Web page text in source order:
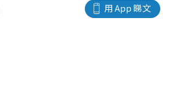
用 App 睇文